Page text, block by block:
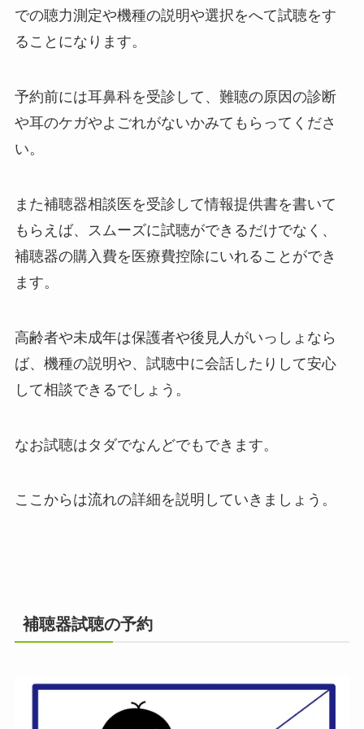
での聴力測定や機種の説明や選択をへて試聴をす
ることになります。
予約前には耳鼻科を受診して、難聴の原因の診断
や耳のケガやよごれがないかみてもらってくださ
い。
また補聴器相談医を受診して情報提供書を書いて
もらえば、スムーズに試聴ができるだけでなく、
補聴器の購入費を医療費控除にいれることができ
ます。
高齢者や未成年は保護者や後見人がいっしょなら
ば、機種の説明や、試聴中に会話したりして安心
して相談できるでしょう。
なお試聴はタダでなんどでもできます。
ここからは流れの詳細を説明していきましょう。
補聴器試聴の予約